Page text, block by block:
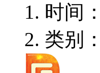
时间
类别